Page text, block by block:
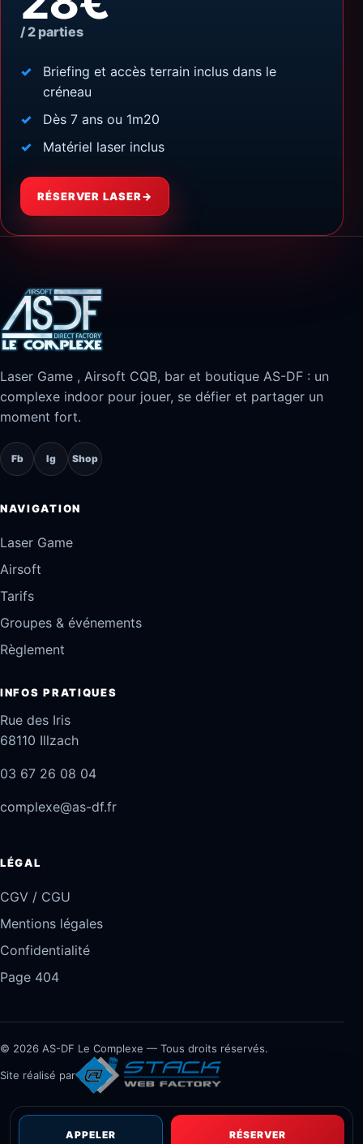
/ 2 parties
Briefing et accès terrain inclus dans le
créneau
Dès 7 ans ou 1m20
Matériel laser inclus
RÉSERVER LASER→
APPELER RÉSERVER
Laser Game , Airsoft CQB, bar et boutique AS-DF : un
complexe indoor pour jouer, se défier et partager un
moment fort.
Fb Ig Shop
NAVIGATION
Laser Game
Airsoft
Tarifs
Groupes & événements
Règlement
INFOS PRATIQUES
Rue des Iris
68110 Illzach
03 67 26 08 04
complexe@as-df.fr
LÉGAL
CGV / CGU
Mentions légales
Confidentialité
Page 404
© 2026 AS-DF Le Complexe — Tous droits réservés.
Site réalisé par